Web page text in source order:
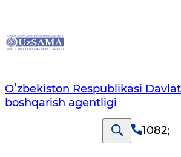
Oʻzbekiston Respublikasi
boshqarish agentligi
1082;